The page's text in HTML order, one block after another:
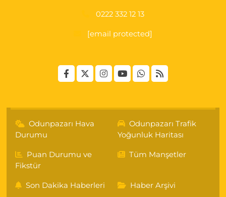
0222 332 12 13
[email protected]
Odunpazarı Hava
Durumu
Odunpazarı Trafik
Yoğunluk Haritası
Puan Durumu ve
Fikstür
Tüm Manşetler
Son Dakika Haberleri Haber Arşivi